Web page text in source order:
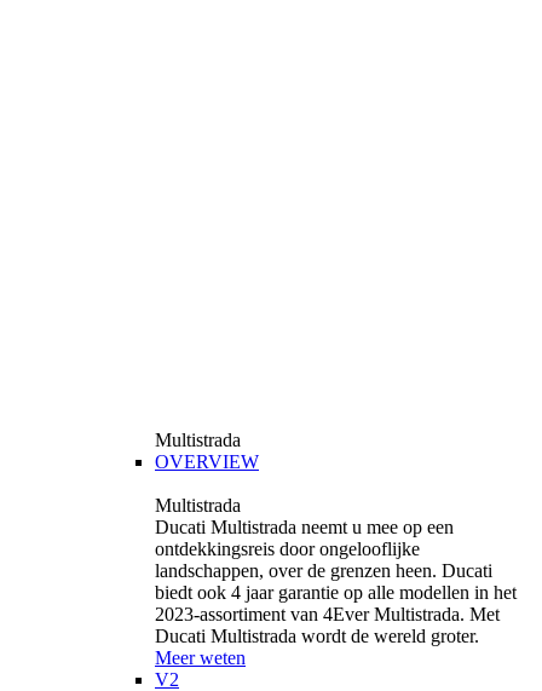
Multistrada
OVERVIEW
Multistrada
Ducati Multistrada neemt u mee op een
ontdekkingsreis door ongelooflijke
landschappen, over de grenzen heen. Ducati
biedt ook 4 jaar garantie op alle modellen in het
2023-assortiment van 4Ever Multistrada. Met
Ducati Multistrada wordt de wereld groter.
Meer weten
V2